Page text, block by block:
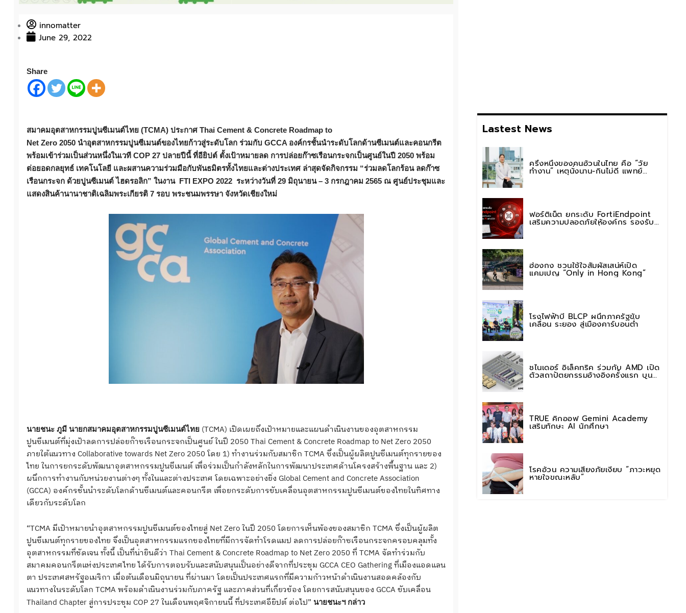
innomatter
June 29, 2022
Share
สมาคมอุตสาหกรรมปูนซีเมนต์ไทย (TCMA) ประกาศ Thai Cement & Concrete Roadmap to
Net Zero 2050 นำอุตสาหกรรมปูนซีเมนต์ของไทยก้าวสู่ระดับโลก ร่วมกับ GCCA องค์กรชั้นนำระดับโลกด้านซีเมนต์และคอนกรีต
พร้อมเข้าร่วมเป็นส่วนหนึ่งในเวที COP 27 ปลายปีนี้ ที่อียิปต์ ตั้งเป้าหมายลด การปล่อยก๊าซเรือนกระจกเป็นศูนย์ในปี 2050 พร้อม
ต่อยอดกลยุทธ์ เทคโนโลยี และผสานความร่วมมือกับพันธมิตรทั้งไทยและต่างประเทศ ล่าสุดจัดกิจกรรม “ร่วมลดโลกร้อน ลดก๊าซ
เรือนกระจก ด้วยปูนซีเมนต์ ไฮดรอลิก” ในงาน FTI EXPO 2022ระหว่างวันที่ 29 มิถุนายน – 3 กรกฎาคม 2565 ณ ศูนย์ประชุมและ
แสดงสินค้านานาชาติเฉลิมพระเกียรติ 7 รอบ พระชนมพรรษา จังหวัดเชียงใหม่
นายชนะ ภูมี นายกสมาคมอุตสาหกรรมปูนซีเมนต์ไทย (TCMA) เปิดเผยถึงเป้าหมายและแผนดำเนินงานของอุตสาหกรรม
ปูนซีเมนต์ที่มุ่งเป้าลดการปล่อยก๊าซเรือนกระจกเป็นศูนย์ ในปี 2050 Thai Cement & Concrete Roadmap to Net Zero 2050
ภายใต้แนวทาง Collaborative towards Net Zero 2050 โดย 1) ทำงานร่วมกับสมาชิก TCMA ซึ่งเป็นผู้ผลิตปูนซีเมนต์ทุกรายของ
ไทย ในการยกระดับพัฒนาอุตสาหกรรมปูนซีเมนต์ เพื่อร่วมเป็นกำลังหลักในการพัฒนาประเทศด้านโครงสร้างพื้นฐาน และ 2)
ผนึกการทำงานกับหน่วยงานต่างๆ ทั้งในและต่างประเทศ โดยเฉพาะอย่างยิ่ง Global Cement and Concrete Association
(GCCA) องค์กรชั้นนำระดับโลกด้านซีเมนต์และคอนกรีต เพื่อยกระดับการขับเคลื่อนอุตสาหกรรมปูนซีเมนต์ของไทยในทิศทาง
เดียวกับระดับโลก
“TCMA มีเป้าหมายนำอุตสาหกรรมปูนซีเมนต์ของไทยสู่ Net Zero ในปี 2050 โดยการเห็นพ้องของสมาชิก TCMA ซึ่งเป็นผู้ผลิต
ปูนซีเมนต์ทุกรายของไทย จึงเป็นอุตสาหกรรมแรกของไทยที่มีการจัดทำโรดแมป ลดการปล่อยก๊าซเรือนกระจกครอบคลุมทั้ง
อุตสาหกรรมที่ชัดเจน ทั้งนี้ เป็นที่น่ายินดีว่า Thai Cement & Concrete Roadmap to Net Zero 2050 ที่ TCMA จัดทำร่วมกับ
สมาคมคอนกรีตแห่งประเทศไทย ได้รับการตอบรับและสนับสนุนเป็นอย่างดีจากที่ประชุม GCCA CEO Gathering ที่เมืองแอดแลน
ตา ประเทศสหรัฐอเมริกา เมื่อต้นเดือนมิถุนายน ที่ผ่านมา โดยเป็นประเทศแรกที่มีความก้าวหน้าดำเนินงานสอดคล้องกับ
แนวทางในระดับโลก TCMA พร้อมดำเนินงานร่วมกับภาครัฐ และภาคส่วนที่เกี่ยวข้อง โดยการสนับสนุนของ GCCA ขับเคลื่อน
Thailand Chapter สู่การประชุม COP 27 ในเดือนพฤศจิกายนนี้ ที่ประเทศอียิปต์ ต่อไป” นายชนะฯ กล่าว
Lastest News
ครึ่งหนึ่งของคนอ้วนในไทย คือ “วัย
ทำงาน” เหตุนั่งนาน-กินไม่ดี แพทย์
รพ.วิมุต พหลโยธิน เตือน “อย่าดูแค่เลข
ฟอร์ติเน็ต ยกระดับ FortiEndpoint
เสริมความปลอดภัยให้องค์กร รองรับ
ฮ่องกง ชวนใช้ใจสัมผัสเสน่ห์เปิด
แคมเปญ “Only in Hong Kong”
โรงไฟฟ้าบี BLCP ผนึกภาครัฐขับ
เคลื่อน ระยอง สู่เมืองคาร์บอนต่ำ
ชไนเดอร์ อิเล็คทริค ร่วมกับ AMD เปิด
ตัวสถาปัตยกรรมอ้างอิงครั้งแรก บน
แพลตฟอร์ม “Helios” เร่งการติดตั้งใช้
TRUE คิกออฟ Gemini Academy
เสริมทักษะ AI นักศึกษา
โรคอ้วน ความเสี่ยงภัยเงียบ “ภาวะหยุด
หายใจขณะหลับ”